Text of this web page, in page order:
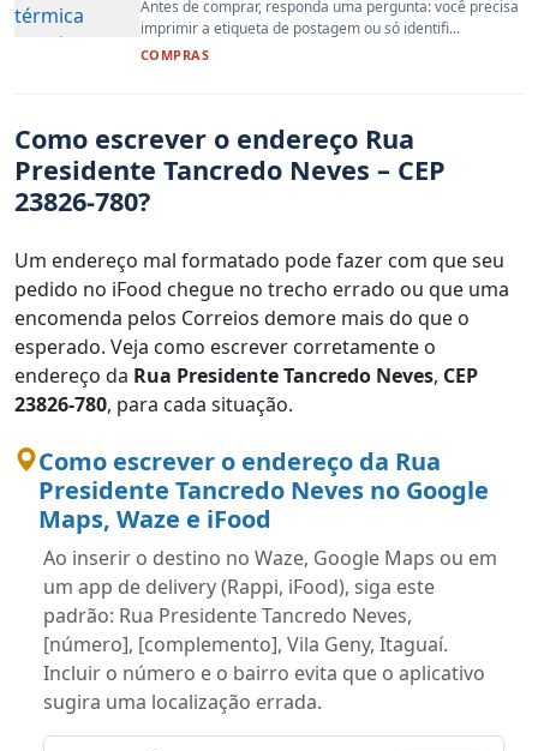
Antes de comprar, responda uma pergunta: você precisa
imprimir a etiqueta de postagem ou só identifi...
COMPRAS
Como escrever o endereço Rua
Presidente Tancredo Neves – CEP
23826-780?
Um endereço mal formatado pode fazer com que seu
pedido no iFood chegue no trecho errado ou que uma
encomenda pelos Correios demore mais do que o
esperado. Veja como escrever corretamente o
endereço da Rua Presidente Tancredo Neves, CEP
23826-780, para cada situação.
Como escrever o endereço da Rua
Presidente Tancredo Neves no Google
Maps, Waze e iFood
Ao inserir o destino no Waze, Google Maps ou em
um app de delivery (Rappi, iFood), siga este
padrão: Rua Presidente Tancredo Neves,
[número], [complemento], Vila Geny, Itaguaí.
Incluir o número e o bairro evita que o aplicativo
sugira uma localização errada.